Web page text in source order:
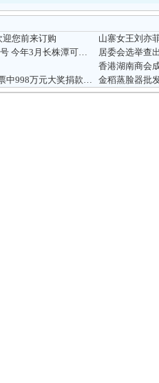
您前来订购
山寨女王刘亦
长沙80%市区已覆盖4G信号 今年3月长株潭可实现4G商用
香港湖南商会
998万元大奖捐款5万 金稻蒸脸器批